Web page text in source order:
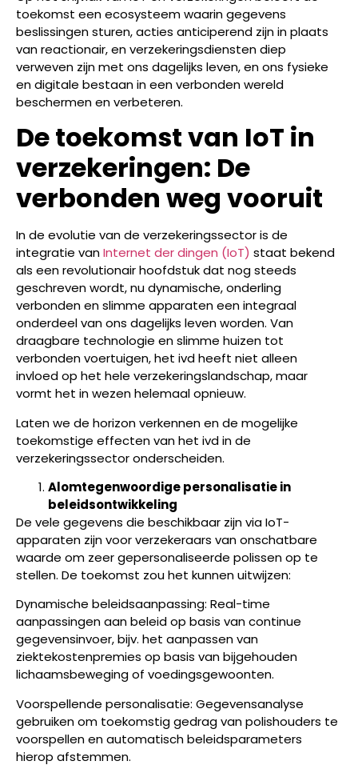
toekomst een ecosysteem waarin gegevens
beslissingen sturen, acties anticiperend zijn in plaats
van reactionair, en verzekeringsdiensten diep
verweven zijn met ons dagelijks leven, en ons fysieke
en digitale bestaan in een verbonden wereld
beschermen en verbeteren.
De toekomst van IoT in
verzekeringen: De
verbonden weg vooruit
In de evolutie van de verzekeringssector is de
integratie vanInternet der dingen (IoT) staat bekend
als een revolutionair hoofdstuk dat nog steeds
geschreven wordt, nu dynamische, onderling
verbonden en slimme apparaten een integraal
onderdeel van ons dagelijks leven worden. Van
draagbare technologie en slimme huizen tot
verbonden voertuigen, het ivd heeft niet alleen
invloed op het hele verzekeringslandschap, maar
vormt het in wezen helemaal opnieuw.
Laten we de horizon verkennen en de mogelijke
toekomstige effecten van het ivd in de
verzekeringssector onderscheiden.
Alomtegenwoordige personalisatie in
beleidsontwikkeling
De vele gegevens die beschikbaar zijn via IoT-
apparaten zijn voor verzekeraars van onschatbare
waarde om zeer gepersonaliseerde polissen op te
stellen. De toekomst zou het kunnen uitwijzen:
Dynamische beleidsaanpassing: Real-time
aanpassingen aan beleid op basis van continue
gegevensinvoer, bijv. het aanpassen van
ziektekostenpremies op basis van bijgehouden
lichaamsbeweging of voedingsgewoonten.
Voorspellende personalisatie: Gegevensanalyse
gebruiken om toekomstig gedrag van polishouders te
voorspellen en automatisch beleidsparameters
hierop afstemmen.